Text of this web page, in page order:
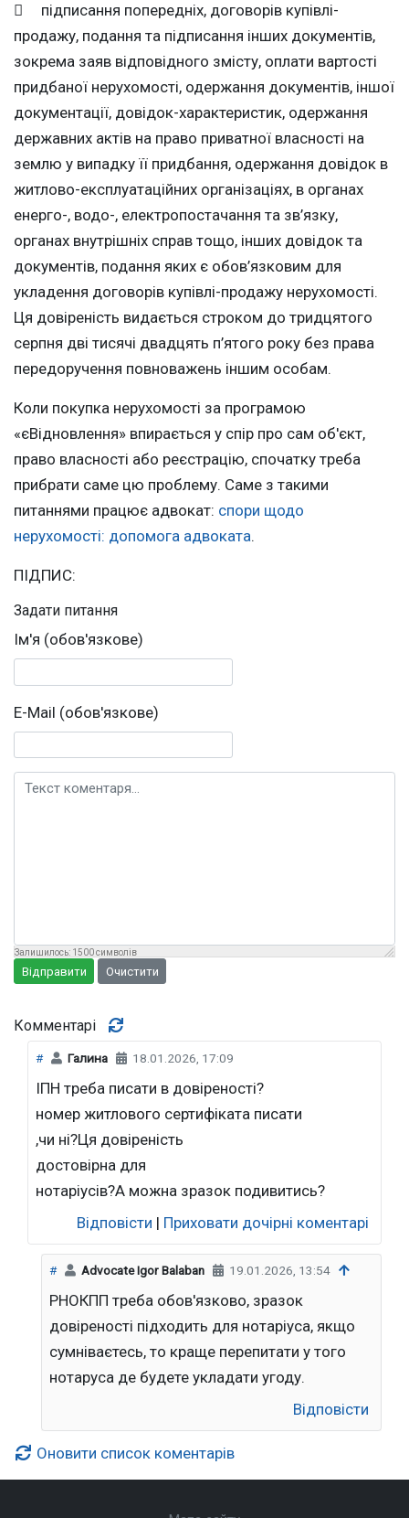
 підписання попередніх, договорів купівлі-
продажу, подання та підписання інших документів,
зокрема заяв відповідного змісту, оплати вартості
придбаної нерухомості, одержання документів, іншої
документації, довідок-характеристик, одержання
державних актів на право приватної власності на
землю у випадку її придбання, одержання довідок в
житлово-експлуатаційних організаціях, в органах
енерго-, водо-, електропостачання та зв’язку,
органах внутрішніх справ тощо, інших довідок та
документів, подання яких є обов’язковим для
укладення договорів купівлі-продажу нерухомості.
Ця довіреність видається строком до тридцятого
серпня дві тисячі двадцять п’ятого року без права
передоручення повноважень іншим особам.
Коли покупка нерухомості за програмою
«єВідновлення» впирається у спір про сам об'єкт,
право власності або реєстрацію, спочатку треба
прибрати саме цю проблему. Саме з такими
питаннями працює адвокат: спори щодо
нерухомості: допомога адвоката.
ПІДПИС:
Задати питання
Ім'я (обов'язкове)
E-Mail (обов'язкове)
Текст коментаря
Залишилось: 1500символів
Відправити Очистити
Комментарі
# Галина 18.01.2026, 17:09
ІПН треба писати в довіреності?
номер житлового сертифіката писати
,чи ні?Ця довіреність
достовірна для
нотаріусів?А можна зразок подивитись?
Відповісти | Приховати дочірні коментарі
# Advocate Igor Balaban 19.01.2026, 13:54
РНОКПП треба обов'язково, зразок
довіреності підходить для нотаріуса, якщо
сумніваєтесь, то краще перепитати у того
нотаруса де будете укладати угоду.
Відповісти
Оновити список коментарів